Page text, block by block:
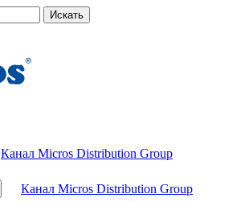
Искать
Канал Micros Distribution Group
Канал Micros Distribution Group